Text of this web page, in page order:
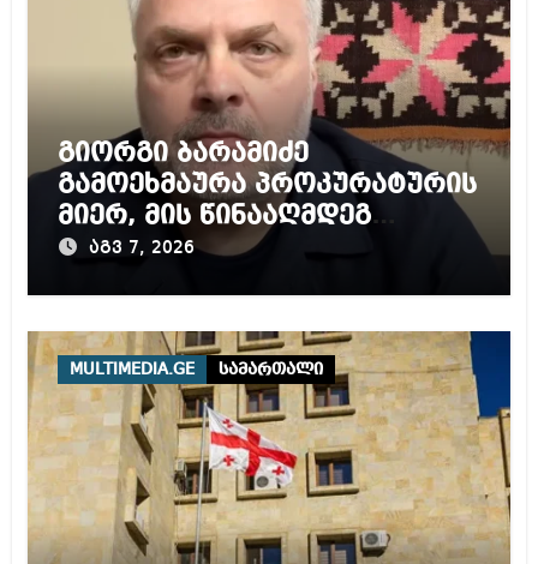
გიორგი ბარამიძე
გამოეხმაურა პროკურატურის
მიერ, მის წინააღმდეგ
დაწყებულ გამოძიებას
აგვ 7, 2026
MULTIMEDIA.GE სამართალი